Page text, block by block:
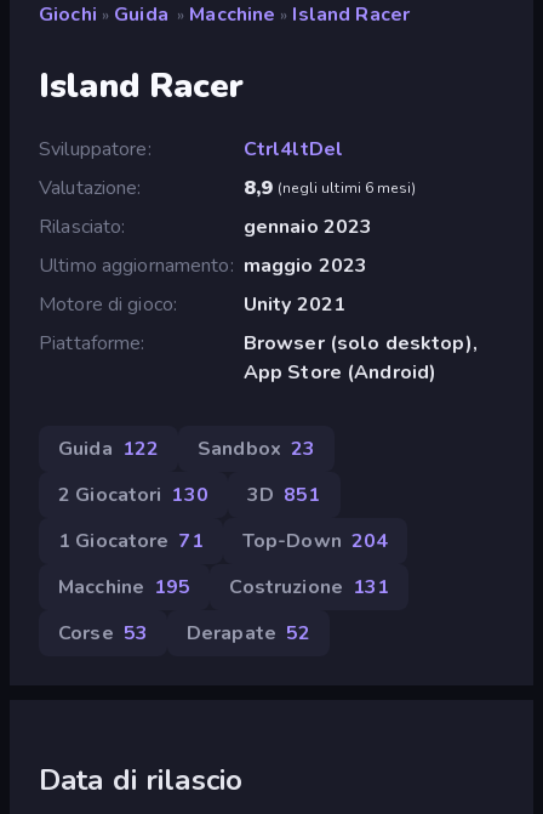
Giochi » Guida » Macchine » Island Racer
Island Racer
Sviluppatore
Ctrl4ltDel
Valutazione
8,9 (negli ultimi 6 mesi)
Rilasciato
gennaio 2023
Ultimo aggiornamento
maggio 2023
Motore di gioco
Unity 2021
Piattaforme
Browser (solo desktop),
App Store (Android)
Guida 122 Sandbox 23
2 Giocatori 130 3D 851
1 Giocatore 71 Top-Down 204
Macchine 195 Costruzione 131
Corse 53 Derapate 52
Data di rilascio